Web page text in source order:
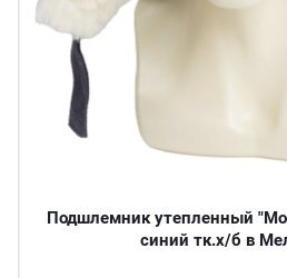
Подшлемник утепленный
синий тк.х/б в